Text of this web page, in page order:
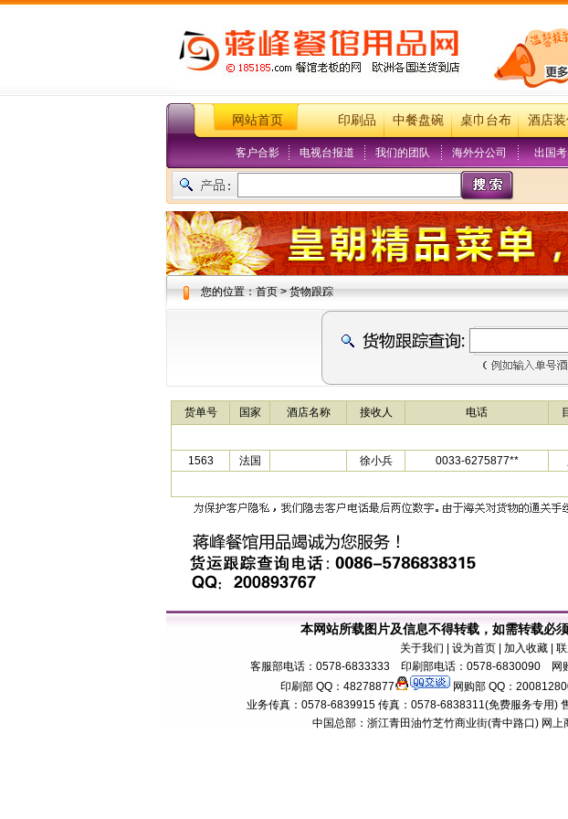
网站首页 印刷品 中餐盘碗 桌巾台布 酒店
客户合影 电视台报道 我们的团队 海外分公司 出国
您的位置：首页 > 货物跟踪
货单号 国家 酒店名称 接收人 电话
1563
法国 徐小兵 0033-6275877**
本网站所载图片及信息不得转载，如需转载必
关于我们 | 设为首页 | 加入收藏 |
客服部电话：0578-6833333 印刷部电话：0578-6830090
印刷部 QQ：48278877
网购部 QQ：
业务传真：0578-6839915 传真：0578-6838311(免费服务专用)
中国总部：浙江青田油竹芝竹商业街(青中路口) 网